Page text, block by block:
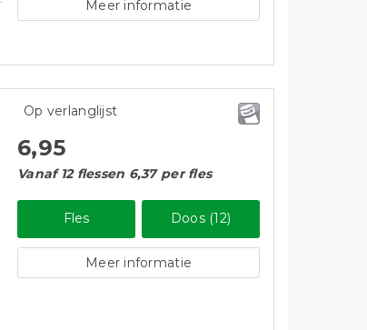
Meer informatie
Op verlanglijst
6,95
Vanaf 12 flessen 6,37 per fles
Fles Doos (12)
Meer informatie